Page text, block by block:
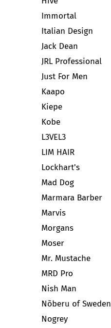
Immortal
Italian Design
Jack Dean
JRL Professional
Just For Men
Kaapo
Kiepe
Kobe
L3VEL3
LIM HAIR
Lockhart's
Mad Dog
Marmara Barber
Marvis
Morgans
Moser
Mr. Mustache
MRD Pro
Nish Man
Nõberu of Sweden
Nogrey